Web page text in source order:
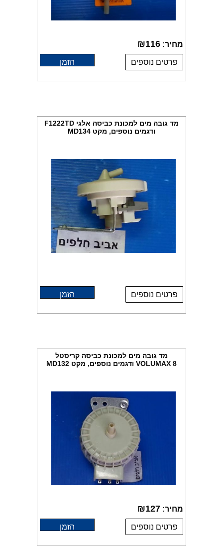
מחיר: ₪116
פרטים נוספים הזמן
מד גובה מים למכונת כביסה אלגי F1222TD
ודגמים נוספים, מקט MD134
פרטים נוספים הזמן
מד גובה מים למכונת כביסה קריסטל
VOLUMAX 8 ודגמים נוספים, מקט MD132
מחיר: ₪127
פרטים נוספים הזמן